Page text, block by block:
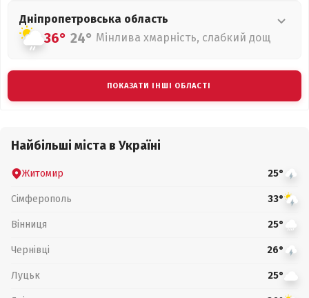
Дніпропетровська область
36° 24° Мінлива хмарність, слабкий дощ
ПОКАЗАТИ ІНШІ ОБЛАСТІ
Найбільші міста в Україні
Житомир 25°
Сімферополь 33°
Вінниця 25°
Чернівці 26°
Луцьк 25°